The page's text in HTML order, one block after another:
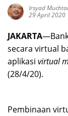
Irsyad
29 April 2020
JAKARTA
secara virtual
aplikasi virtual
(28/
Pembinaan